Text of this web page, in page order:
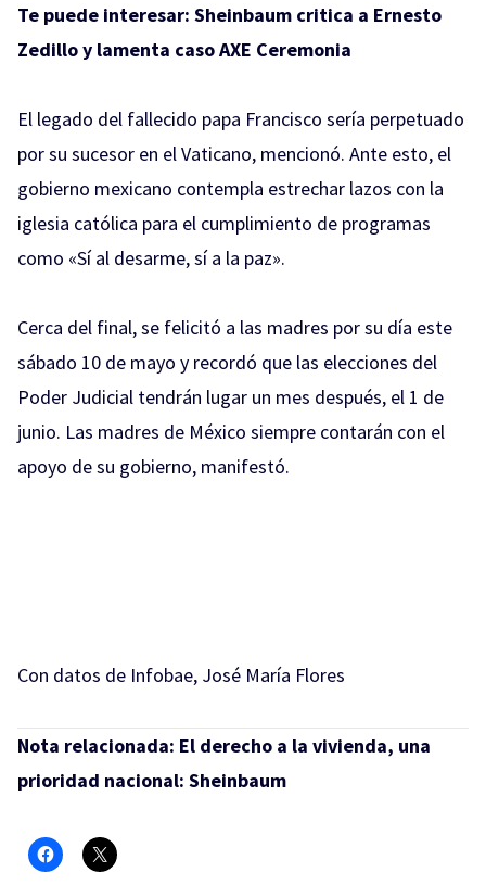
Te puede interesar: Sheinbaum critica a Ernesto
Zedillo y lamenta caso AXE Ceremonia
El legado del fallecido papa Francisco sería perpetuado
por su sucesor en el Vaticano, mencionó. Ante esto, el
gobierno mexicano contempla estrechar lazos con la
iglesia católica para el cumplimiento de programas
como «Sí al desarme, sí a la paz».
Cerca del final, se felicitó a las madres por su día este
sábado 10 de mayo y recordó que las elecciones del
Poder Judicial tendrán lugar un mes después, el 1 de
junio. Las madres de México siempre contarán con el
apoyo de su gobierno, manifestó.
Con datos de Infobae, José María Flores
Nota relacionada: El derecho a la vivienda, una
prioridad nacional: Sheinbaum